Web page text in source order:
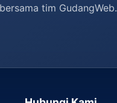
tim GudangWeb.